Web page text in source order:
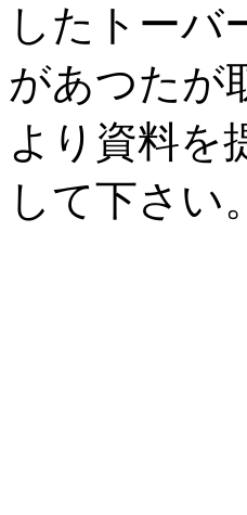
したトーバ
があつたが
より資料を
して下さい。